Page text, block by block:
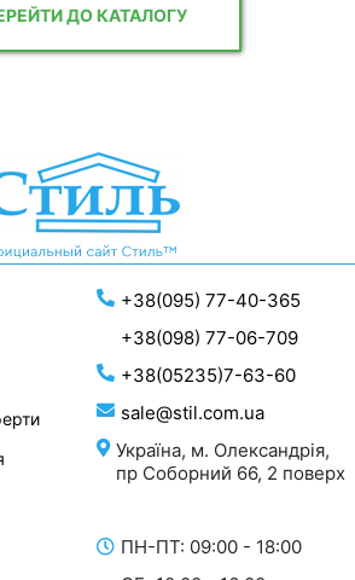
ДО КАТАЛОГУ
+38(095) 77-40-365
+38(098) 77-06-709
+38(05235)7-63-60
sale@stil.com.ua
Україна, м. Олександрія,
пр Соборний 66, 2 поверх
ПН-ПТ: 09:00 - 18:00